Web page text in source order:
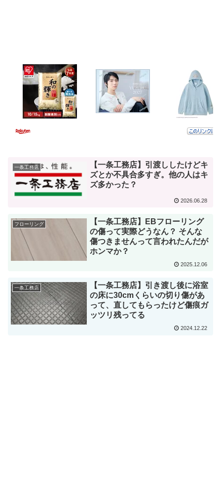
一条工務店
【一条工務店】引渡ししたけどキ
ズとか不具合多すぎ。他の人はキ
ズ多かった？
2026.06.28
フローリング
【一条工務店】EBフローリング
の傷って実際どうなん？ そんな
傷つきませんって言われたんだが
ホンマか？
2025.12.06
一条工務店
【一条工務店】引き渡し後に浴室
の床に30cmくらいの切り傷があ
って、直してもらったけど傷痕ガ
ッツリ残ってる
2024.12.22